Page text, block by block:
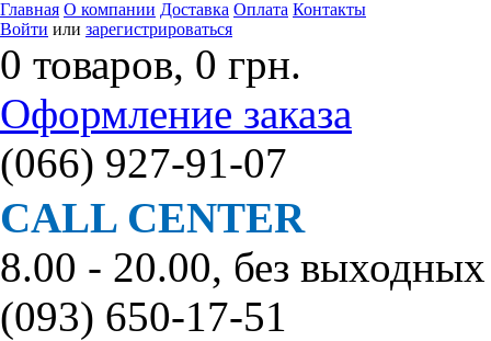
Главная О компании Доставка Оплата Контакты
Войти или зарегистрироваться
0 товаров, 0 грн.
Оформление заказа
(066) 927-91-07
CALL CENTER
8.00 - 20.00, без выходных
(093) 650-17-51